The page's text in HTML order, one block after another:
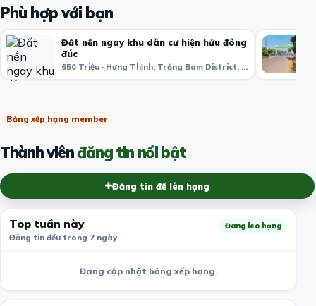
Phù hợp với bạn
Đất nền ngay khu dân cư hiện hửu đông
đúc
650 Triệu · Hưng Thịnh, Trảng Bom District, Đồng Nai, Việt Nam
Bảng xếp hạng member
Thành viênđăng tin nổi bật
Đăng tin để lên hạng
Top tuần này
Đăng tin đều trong 7 ngày
Đang leo hạng
Đang cập nhật bảng xếp hạng.